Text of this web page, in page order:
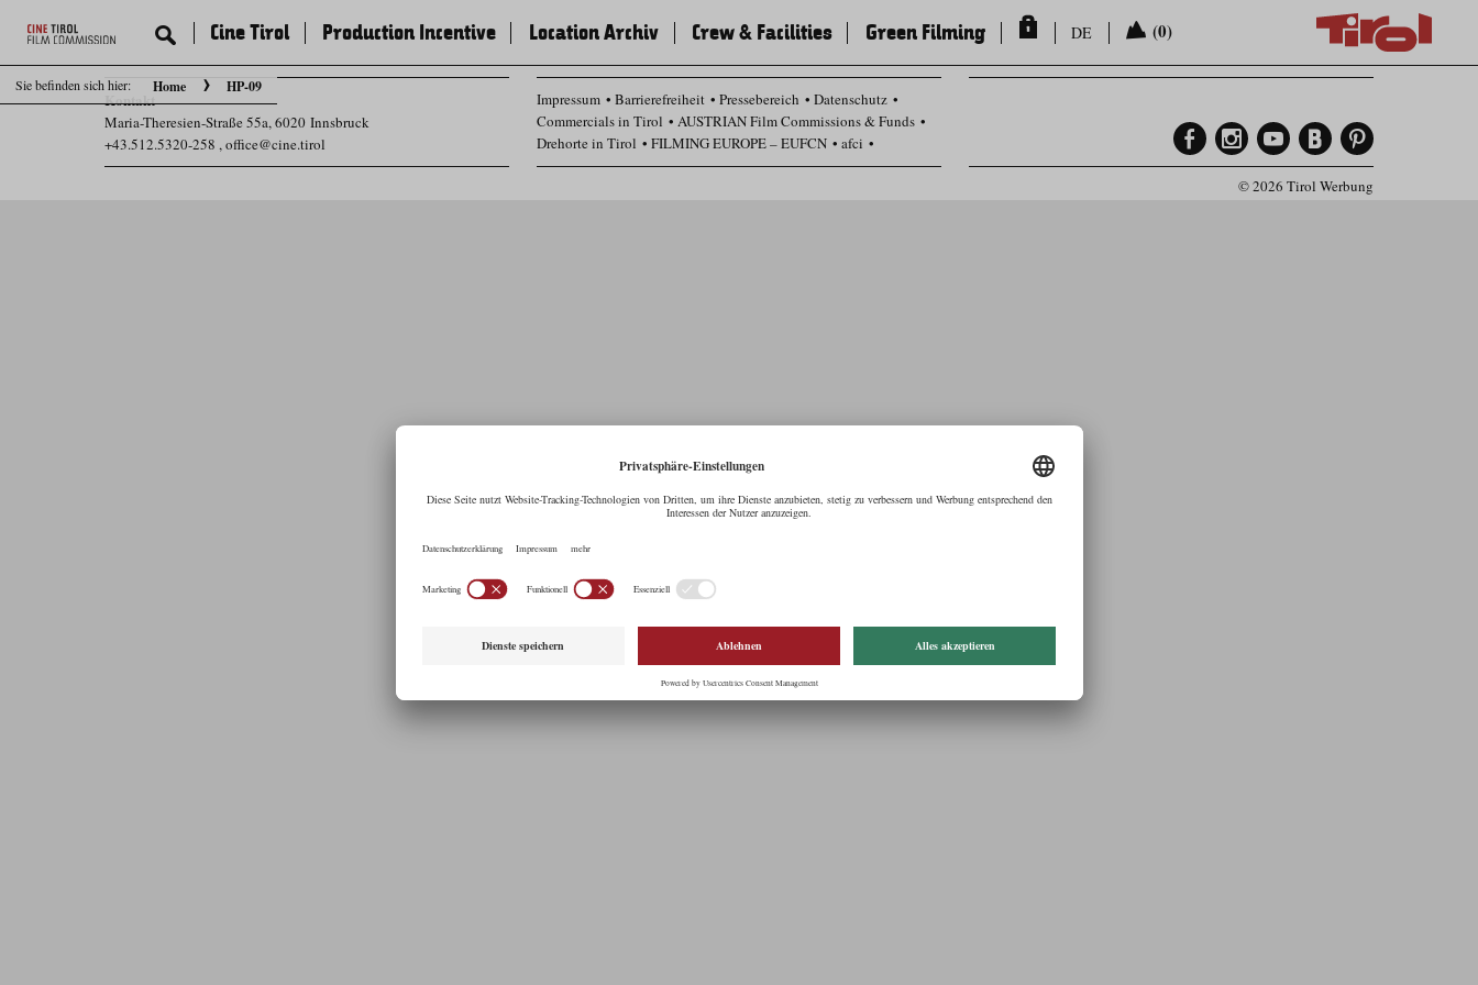
Sie befinden sich hier: Home HP-09
Cine Tirol Production Incentive Location Archiv Crew & Facilities Green Filming DE (0)
Kontakt
Maria-Theresien-Straße 55a, 6020 Innsbruck
+43.512.5320-258 ,office@cine.tirol
Impressum Barrierefreiheit Pressebereich
Datenschutz
Commercials in Tirol
AUSTRIAN Film Commissions & Funds
Drehorte in Tirol
FILMING EUROPE – EUFCN
afci
Datenschutz Einstellungen
© 2026 Tirol Werbung